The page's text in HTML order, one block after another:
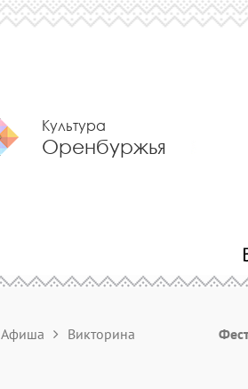
Культура
Оренбуржья
Афиша Викторина